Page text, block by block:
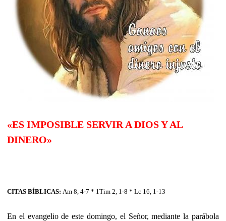
«ES IMPOSIBLE SERVIR A DIOS Y AL
DINERO»
CITAS BÍBLICAS: Am 8, 4-7 * 1Tim 2, 1-8 * Lc 16, 1-13
En el evangelio de este domingo, el Señor, mediante la parábola